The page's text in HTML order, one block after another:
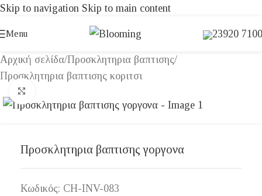
Skip to navigation Skip to main content
Menu 23920
Αρχική σελίδα/Προσκλητηρια βαπτισης/
Προσκλητηρια βαπτισης κοριτσι
Προσκλητηρια βαπτισης γοργονα
Κωδικός: CH-INV-083